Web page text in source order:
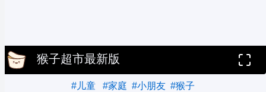
猴子超市最新版
#儿童 #家庭 #小朋友 #猴子